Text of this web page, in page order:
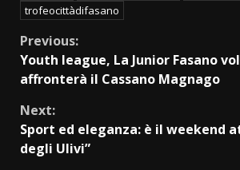
trofeocittàdifasano
Continue
Reading
Previous:
Youth league, La Junior Fasano
affronterà il Cassano Magnago
Next:
Sport ed eleganza: è il weekend
degli Ulivi”